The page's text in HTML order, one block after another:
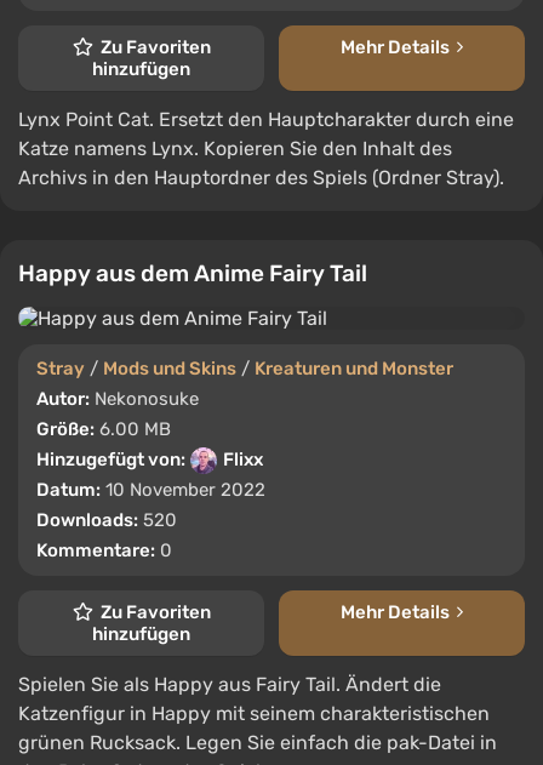
Zu Favoriten
hinzufügen
Mehr Details
Lynx Point Cat. Ersetzt den Hauptcharakter durch eine
Katze namens Lynx. Kopieren Sie den Inhalt des
Archivs in den Hauptordner des Spiels (Ordner Stray).
Happy aus dem Anime Fairy Tail
Stray / Mods und Skins / Kreaturen und Monster
Autor: Nekonosuke
Größe: 6.00 MB
Hinzugefügt von:
Flixx
Datum: 10 November 2022
Downloads: 520
Kommentare: 0
Zu Favoriten
hinzufügen
Mehr Details
Spielen Sie als Happy aus Fairy Tail. Ändert die
Katzenfigur in Happy mit seinem charakteristischen
grünen Rucksack. Legen Sie einfach die pak-Datei in